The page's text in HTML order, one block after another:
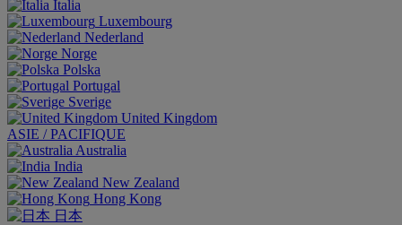
Italia
Luxembourg
Nederland
Norge
Polska
Portugal
Sverige
United Kingdom
ASIE / PACIFIQUE
Australia
India
New Zealand
Hong Kong
日本